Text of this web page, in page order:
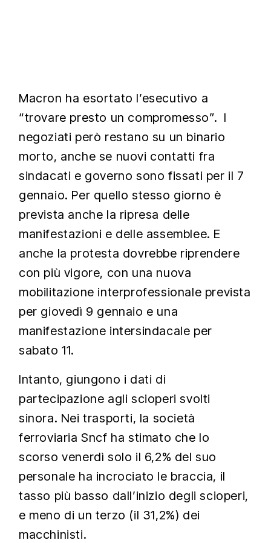
Macron ha esortato l’esecutivo a
“trovare presto un compromesso”. I
negoziati però restano su un binario
morto, anche se nuovi contatti fra
sindacati e governo sono fissati per il 7
gennaio. Per quello stesso giorno è
prevista anche la ripresa delle
manifestazioni e delle assemblee. E
anche la protesta dovrebbe riprendere
con più vigore, con una nuova
mobilitazione interprofessionale prevista
per giovedì 9 gennaio e una
manifestazione intersindacale per
sabato 11.
Intanto, giungono i dati di
partecipazione agli scioperi svolti
sinora. Nei trasporti, la società
ferroviaria Sncf ha stimato che lo
scorso venerdì solo il 6,2% del suo
personale ha incrociato le braccia, il
tasso più basso dall’inizio degli scioperi,
e meno di un terzo (il 31,2%) dei
macchinisti.